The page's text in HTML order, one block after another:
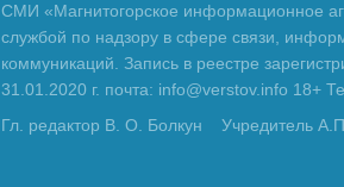
СМИ «Магнитогорское информационное
службой по надзору в сфере связи,
коммуникаций. Запись в реестре
31.01.2020 г. почта: info@verstov.info 18+
Гл. редактор В. О. Болкун
Учредитель